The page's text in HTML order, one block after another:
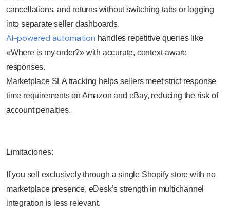
cancellations, and returns without switching tabs or logging
into separate seller dashboards.
AI-powered automation handles repetitive queries like
«Where is my order?» with accurate, context-aware
responses.
Marketplace SLA tracking helps sellers meet strict response
time requirements on Amazon and eBay, reducing the risk of
account penalties.
Limitaciones:
If you sell exclusively through a single Shopify store with no
marketplace presence, eDesk’s strength in multichannel
integration is less relevant.